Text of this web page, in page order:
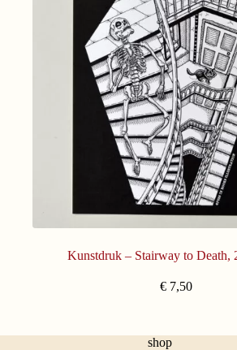
Kunstdruk – Stairway to Death,
€ 7,50
shop